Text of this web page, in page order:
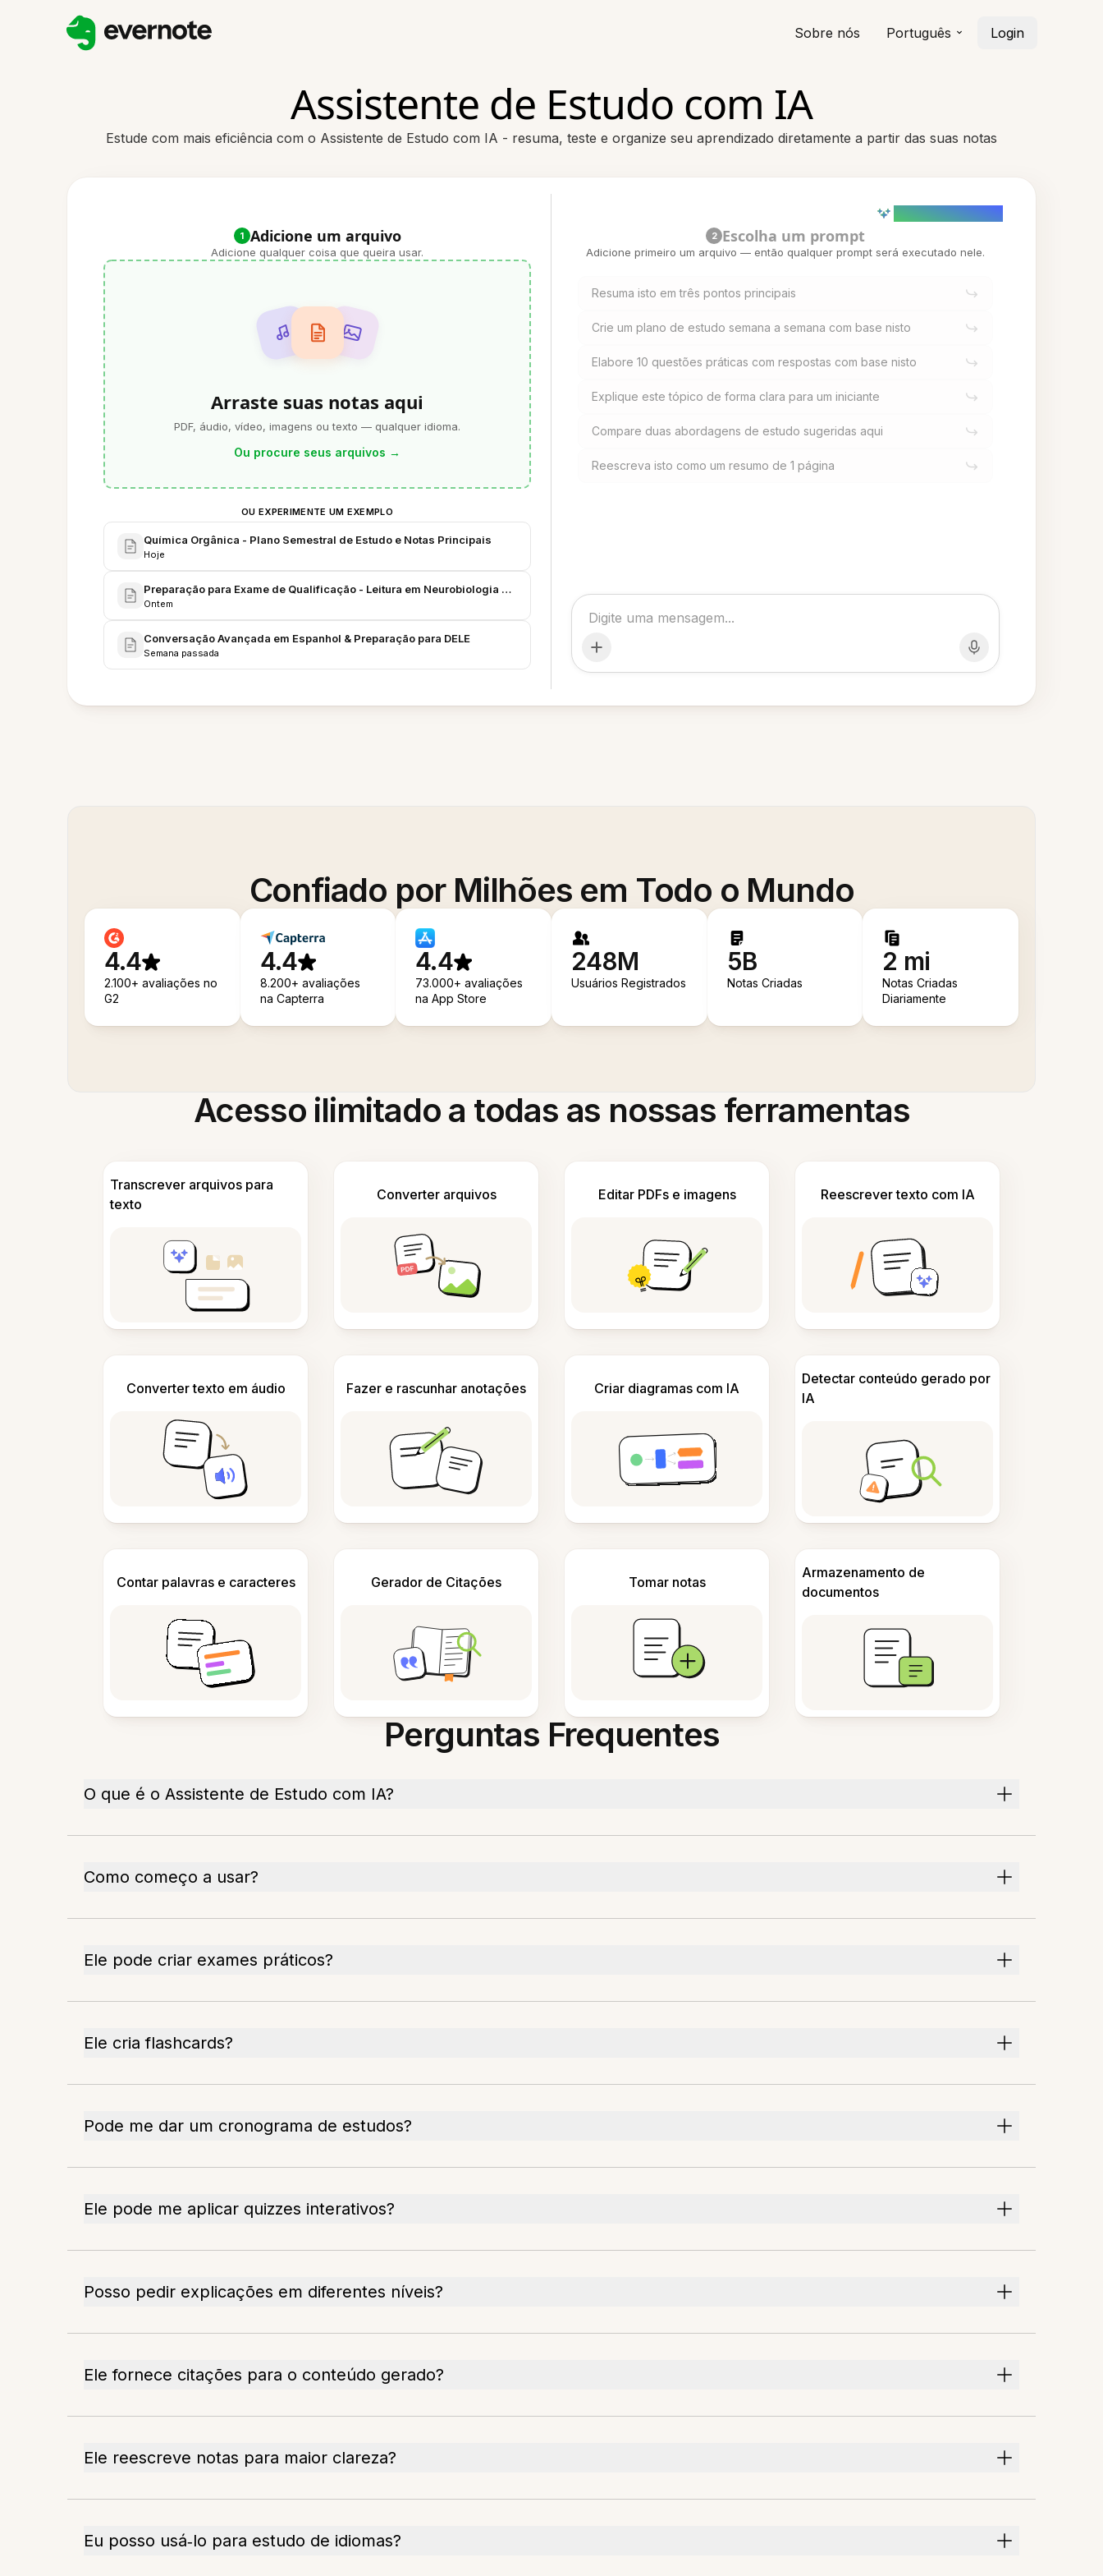
Sobre nós Português Login
Assistente de Estudo com IA
Estude com mais eficiência com o Assistente de Estudo com IA - resuma, teste e organize seu aprendizado diretamente a partir das suas notas
1 Adicione um arquivo
Adicione qualquer coisa que queira usar.
Arraste suas notas aqui
PDF, áudio, vídeo, imagens ou texto — qualquer idioma.
Ou procure seus arquivos →
OU EXPERIMENTE UM EXEMPLO
Química Orgânica - Plano Semestral de Estudo e Notas Principais
Hoje
Preparação para Exame de Qualificação - Leitura em Neurobiologia & Simulados Orais
Ontem
Conversação Avançada em Espanhol & Preparação para DELE
Semana passada
2 Escolha um prompt
Adicione primeiro um arquivo — então qualquer prompt será executado nele.
Resuma isto em três pontos principais
Crie um plano de estudo semana a semana com base nisto
Elabore 10 questões práticas com respostas com base nisto
Explique este tópico de forma clara para um iniciante
Compare duas abordagens de estudo sugeridas aqui
Reescreva isto como um resumo de 1 página
Confiado por Milhões em Todo o Mundo
4.4
2.100+ avaliações no
G2
4.4
8.200+ avaliações
na Capterra
4.4
73.000+ avaliações
na App Store
248M
Usuários Registrados
5B
Notas Criadas
2 mi
Notas Criadas
Diariamente
Acesso ilimitado a todas as nossas ferramentas
Transcrever arquivos para
texto
Converter arquivos Editar PDFs e imagens Reescrever texto com IA
Converter texto em áudio Fazer e rascunhar anotações Criar diagramas com IA
Detectar conteúdo gerado por
IA
Contar palavras e caracteres Gerador de Citações Tomar notas
Armazenamento de
documentos
Perguntas Frequentes
O que é o Assistente de Estudo com IA?
Como começo a usar?
Ele pode criar exames práticos?
Ele cria flashcards?
Pode me dar um cronograma de estudos?
Ele pode me aplicar quizzes interativos?
Posso pedir explicações em diferentes níveis?
Ele fornece citações para o conteúdo gerado?
Ele reescreve notas para maior clareza?
Eu posso usá‑lo para estudo de idiomas?